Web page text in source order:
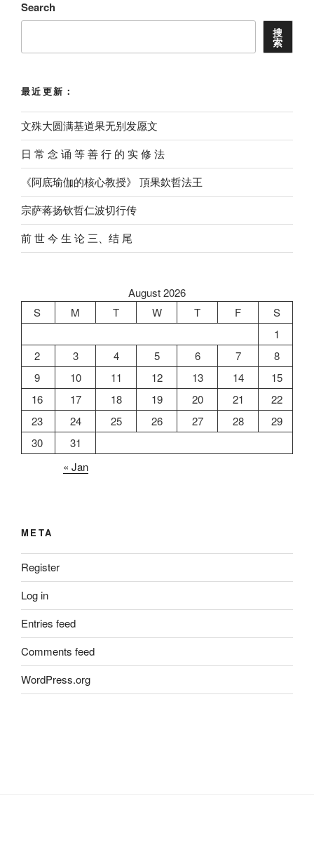
Search
搜
索
最近更新：
文殊大圆满基道果无别发愿文
⽇ 常 念 诵 等 善 ⾏ 的 实 修 法
《阿底瑜伽的核心教授》 頂果欽哲法王
宗萨蒋扬钦哲仁波切行传
前 世 今 生 论 三、结 尾
August 2026
S
M T W T F
S
1
2
3 4 5 6 7
8
9
10 11 12 13 14
15
16
17 18 19 20 21
22
23
24 25 26 27 28
29
30
31
« Jan
META
Register
Log in
Entries feed
Comments feed
WordPress.org